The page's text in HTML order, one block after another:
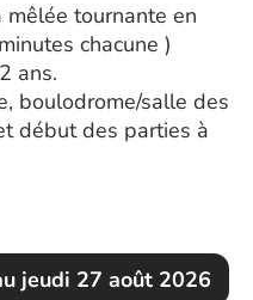
mêlée tournante en
chacune )
ans.
boulodrome/salle des
début des parties à
jeudi 27 août 2026